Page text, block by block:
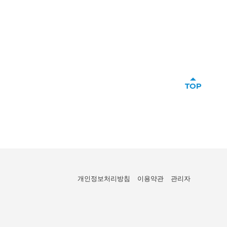
개인정보처리방침 이용약관 관리자